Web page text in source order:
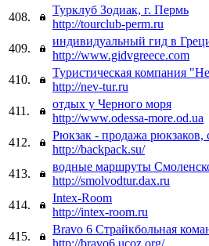
408.
Турклуб Зодиак, г. Пермь
http://tourclub-perm.ru
409.
индивидуальный гид в
http://www.gidvgreece.com
410.
Туристическая компания
http://nev-tur.ru
411.
отдых у Черного моря
http://www.odessa-more.od.ua
412.
Рюкзак - продажа рюкзаков,
http://backpack.su/
413.
водные маршруты
http://smolvodtur.dax.ru
414.
Intex-Room
http://intex-room.ru
415.
Bravo 6 Страйкбольная
http://bravo6.ucoz.org/